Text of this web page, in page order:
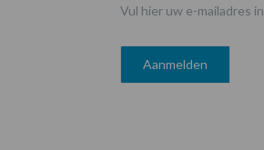
Vul hier uw e-mailadres in